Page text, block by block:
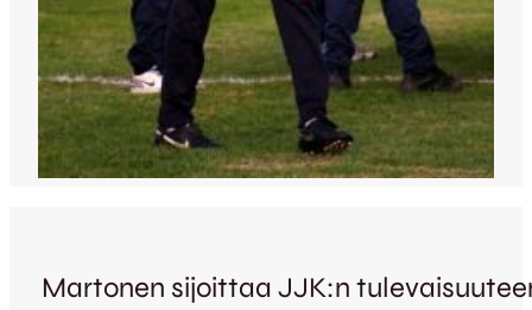
Martonen sijoittaa JJK:n